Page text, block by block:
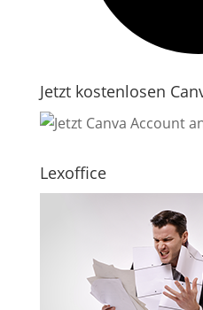
Jetzt kostenlosen
Lexoffice